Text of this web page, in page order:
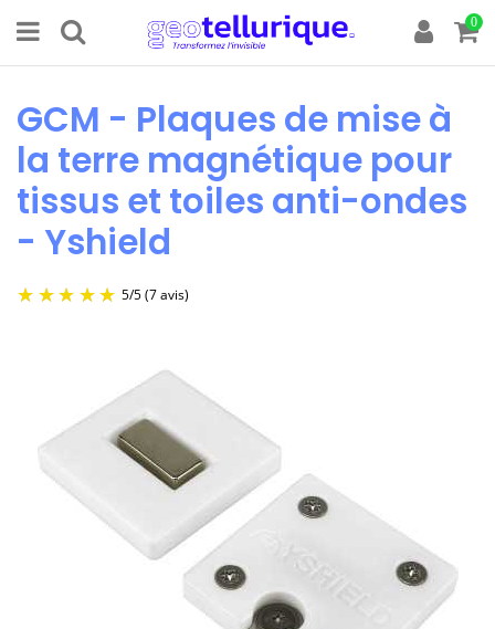
0
GCM - Plaques de mise à
la terre magnétique pour
tissus et toiles anti-ondes
- Yshield